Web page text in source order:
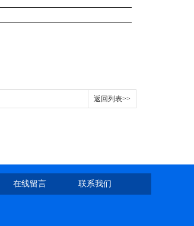
返回列表>>
在线留言 联系我们